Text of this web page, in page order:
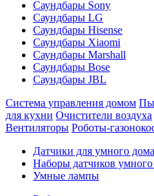
Саундбары Sony
Саундбары LG
Саундбары Hisense
Саундбары Xiaomi
Саундбары Marshall
Саундбары Bose
Саундбары JBL
Система управления домом
для кухни Очистители воздуха
Вентиляторы Роботы-
Датчики для умного дома
Наборы датчиков
Умные лампы